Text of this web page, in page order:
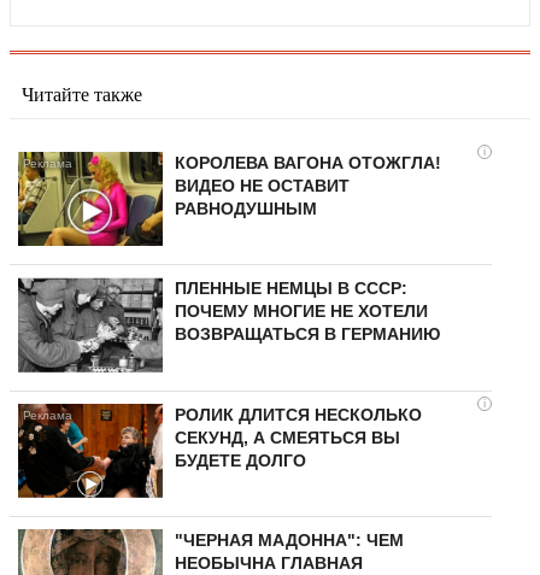
Читайте также
i
КОРОЛЕВА ВАГОНА ОТОЖГЛА!
ВИДЕО НЕ ОСТАВИТ
РАВНОДУШНЫМ
ПЛЕННЫЕ НЕМЦЫ В СССР:
ПОЧЕМУ МНОГИЕ НЕ ХОТЕЛИ
ВОЗВРАЩАТЬСЯ В ГЕРМАНИЮ
i
РОЛИК ДЛИТСЯ НЕСКОЛЬКО
СЕКУНД, А СМЕЯТЬСЯ ВЫ
БУДЕТЕ ДОЛГО
"ЧЕРНАЯ МАДОННА": ЧЕМ
НЕОБЫЧНА ГЛАВНАЯ